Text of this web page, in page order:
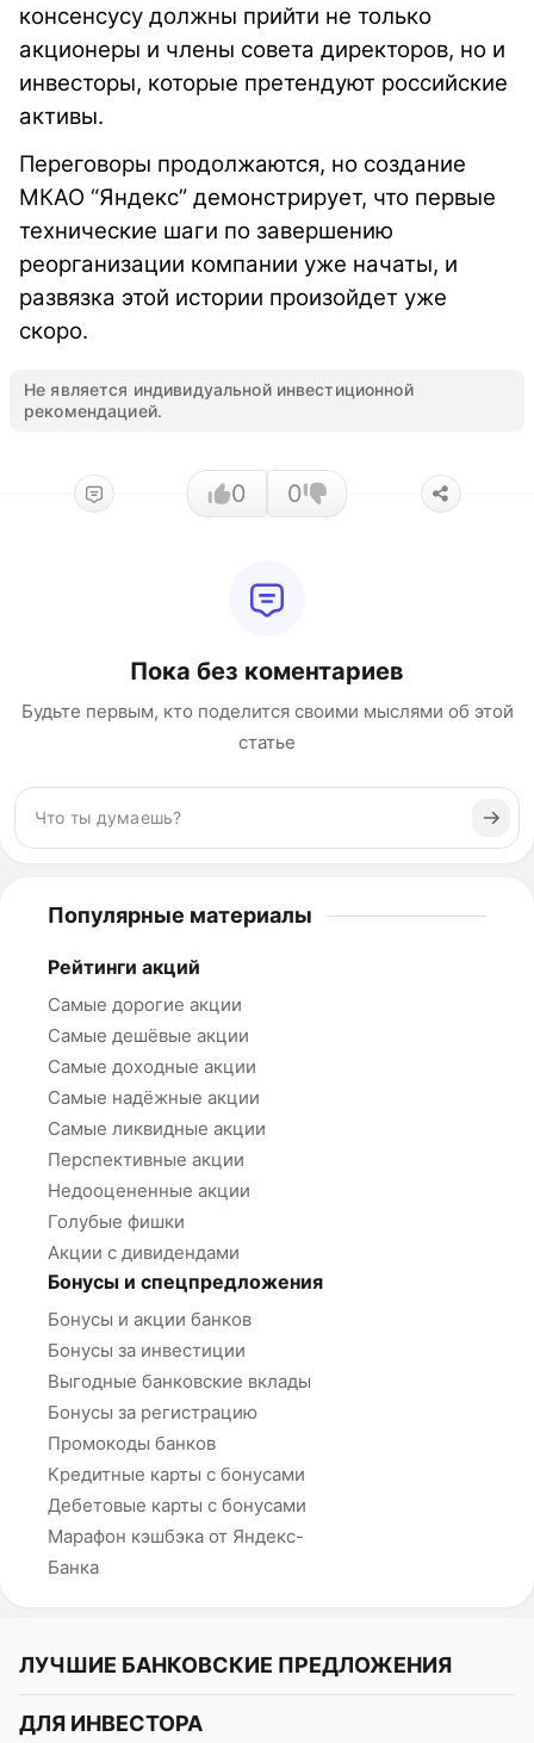
консенсусу должны прийти не только
акционеры и члены совета директоров, но и
инвесторы, которые претендуют российские
активы.
Переговоры продолжаются, но создание
МКАО “Яндекс” демонстрирует, что первые
технические шаги по завершению
реорганизации компании уже начаты, и
развязка этой истории произойдет уже
скоро.
Не является индивидуальной инвестиционной
рекомендацией.
0 0
Пока без коментариев
Будьте первым, кто поделится своими мыслями об этой
статье
Популярные материалы
Рейтинги акций
Самые дорогие акции
Самые дешёвые акции
Самые доходные акции
Самые надёжные акции
Самые ликвидные акции
Перспективные акции
Недооцененные акции
Голубые фишки
Акции с дивидендами
Бонусы и спецпредложения
Бонусы и акции банков
Бонусы за инвестиции
Выгодные банковские вклады
Бонусы за регистрацию
Промокоды банков
Кредитные карты с бонусами
Дебетовые карты с бонусами
Марафон кэшбэка от Яндекс-
Банка
ЛУЧШИЕ БАНКОВСКИЕ ПРЕДЛОЖЕНИЯ
Альфа-Банк
ДЛЯ ИНВЕСТОРА